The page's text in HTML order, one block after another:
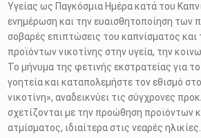
Υγείας ως Παγκόσμια Ημέρα κατά του
ενημέρωση και την ευαισθητοποίηση των
σοβαρές επιπτώσεις του καπνίσματος και
προϊόντων νικοτίνης στην υγεία, την
Το μήνυμα της φετινής εκστρατείας για
γοητεία και καταπολεμήστε τον εθισμό
νικοτίνη», αναδεικνύει τις σύγχρονες
σχετίζονται με την προώθηση προϊόντων
ατμίσματος, ιδιαίτερα στις νεαρές ηλικίες.